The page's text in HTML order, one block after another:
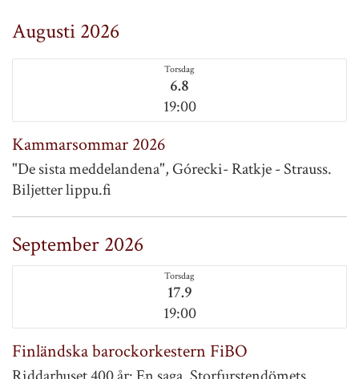
Augusti 2026
Torsdag
6.8
19:00
Kammarsommar 2026
"De sista meddelandena", Górecki- Ratkje - Strauss.
Biljetter lippu.fi
September 2026
Torsdag
17.9
19:00
Finländska barockorkestern FiBO